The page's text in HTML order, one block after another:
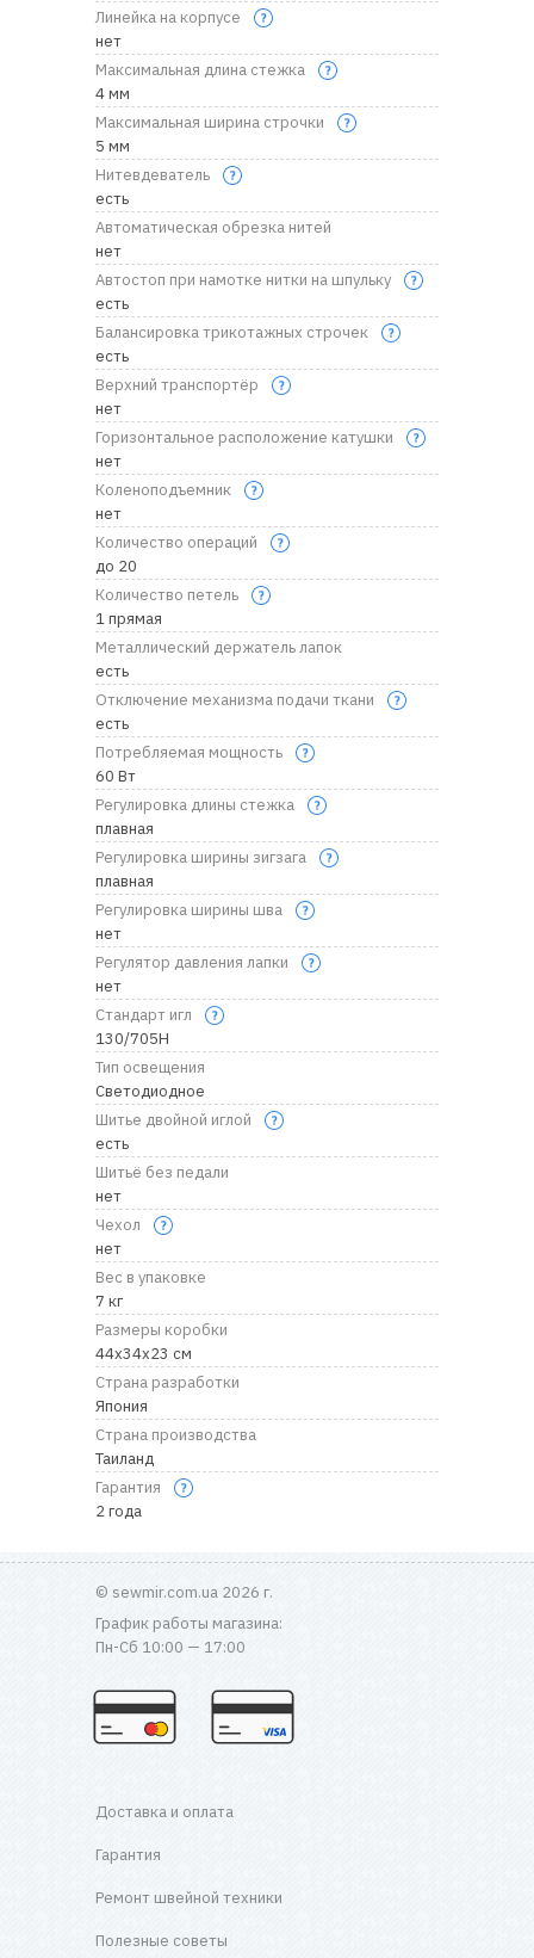
Линейка на корпусе
нет
Максимальная длина стежка
4 мм
Максимальная ширина строчки
5 мм
Нитевдеватель
есть
Автоматическая обрезка нитей
нет
Автостоп при намотке нитки на шпульку
есть
Балансировка трикотажных строчек
есть
Верхний транспортёр
нет
Горизонтальное расположение катушки
нет
Коленоподъемник
нет
Количество операций
до 20
Количество петель
1 прямая
Металлический держатель лапок
есть
Отключение механизма подачи ткани
есть
Потребляемая мощность
60 Вт
Регулировка длины стежка
плавная
Регулировка ширины зигзага
плавная
Регулировка ширины шва
нет
Регулятор давления лапки
нет
Стандарт игл
130/705H
Тип освещения
Светодиодное
Шитье двойной иглой
есть
Шитьё без педали
нет
Чехол
нет
Вес в упаковке
7 кг
Размеры коробки
44х34х23 см
Страна разработки
Япония
Страна производства
Таиланд
Гарантия
2 года
© sewmir.com.ua 2026 г.
График работы магазина:
Пн-Сб 10:00 — 17:00
Доставка и оплата
Гарантия
Ремонт швейной техники
Полезные советы